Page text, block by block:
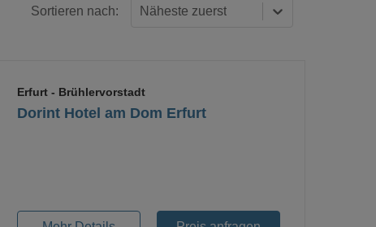
Sortieren nach: Näheste zuerst
Dorint Hotel am Dom Erfurt
Erfurt- Brühlervorstadt